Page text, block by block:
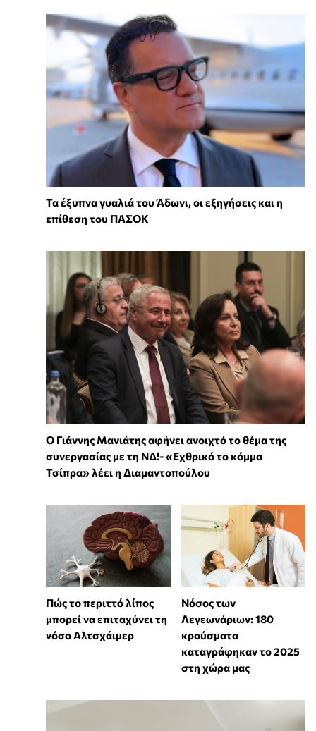
Τα έξυπνα γυαλιά του Άδωνι, οι εξηγήσεις και η
επίθεση του ΠΑΣΟΚ
Ο Γιάννης Μανιάτης αφήνει ανοιχτό το θέμα της
συνεργασίας με τη ΝΔ!- «Εχθρικό το κόμμα
Τσίπρα» λέει η Διαμαντοπούλου
Πώς το περιττό λίπος
μπορεί να επιταχύνει τη
νόσο Αλτσχάιμερ
Νόσος των
Λεγεωνάριων: 180
κρούσματα
καταγράφηκαν το 2025
στη χώρα μας